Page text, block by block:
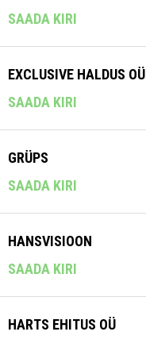
SAADA KIRI
EXCLUSIVE HALDUS OÜ
SAADA KIRI
GRÜPS
SAADA KIRI
HANSVISIOON
SAADA KIRI
HARTS EHITUS OÜ